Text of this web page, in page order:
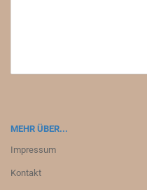
MEHR ÜBER...
Impressum
Kontakt